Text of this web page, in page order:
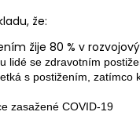
že:
žije 80 % v
lidé se zdravotním
s postižením, zatímco
zasažené COVID-19